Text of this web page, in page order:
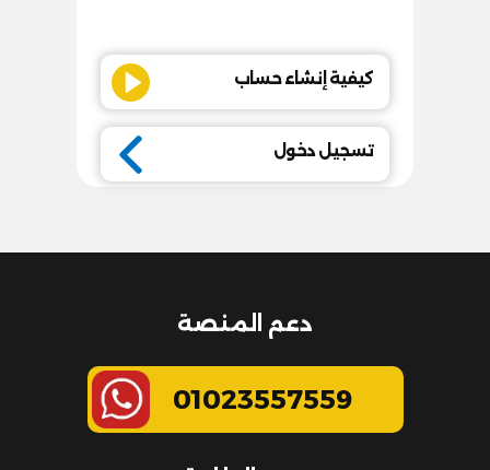
كيفية إنشاء حساب
تسجيل دخول
دعم المنصة
01023557559